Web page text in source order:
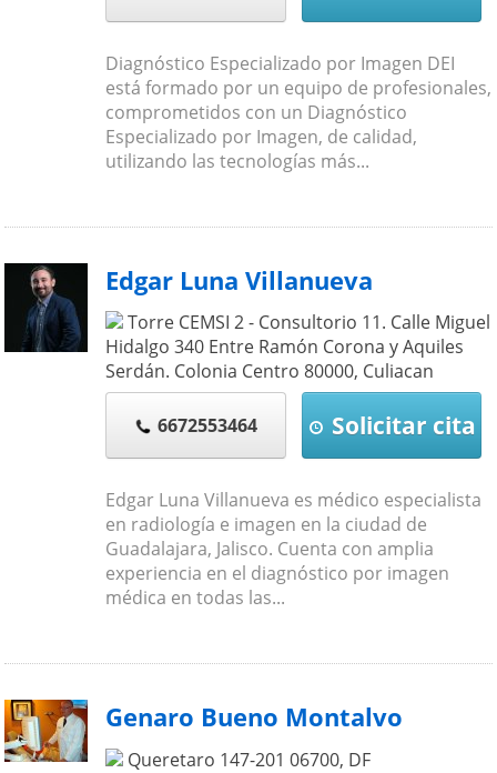
Diagnóstico Especializado por Imagen DEI
está formado por un equipo de profesionales,
comprometidos con un Diagnóstico
Especializado por Imagen, de calidad,
utilizando las tecnologías más...
Edgar Luna Villanueva
Torre CEMSI 2 - Consultorio 11. Calle Miguel
Hidalgo 340 Entre Ramón Corona y Aquiles
Serdán. Colonia Centro 80000, Culiacan
6672553464 Solicitar cita
Edgar Luna Villanueva es médico especialista
en radiología e imagen en la ciudad de
Guadalajara, Jalisco. Cuenta con amplia
experiencia en el diagnóstico por imagen
médica en todas las...
Genaro Bueno Montalvo
Queretaro 147-201 06700, DF